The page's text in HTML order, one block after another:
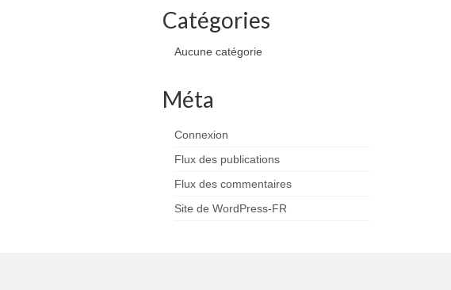
Catégories
Aucune catégorie
Méta
Connexion
Flux des publications
Flux des commentaires
Site de WordPress-FR